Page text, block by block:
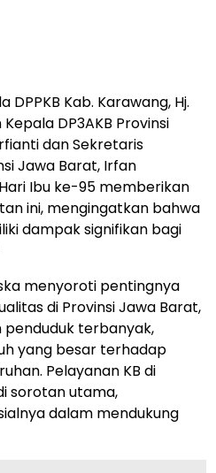
Kab. Karawang, Hj.
DP3AKB Provinsi
dan Sekretaris
Jawa Barat, Irfan
Ibu ke-95 memberikan
ini, mengingatkan bahwa
dampak signifikan bagi
menyoroti pentingnya
di Provinsi Jawa Barat,
penduduk terbanyak,
yang besar terhadap
Pelayanan KB di
sorotan utama,
dalam mendukung